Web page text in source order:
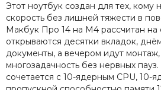
Этот ноутбук создан для тех, кому
скорость без лишней тяжести в
Макбук Про 14 на M4 рассчитан на
открываются десятки вкладок,
документы, а вечером идут
многозадачность без нервных
сочетается с 10-ядерным CPU, 10-